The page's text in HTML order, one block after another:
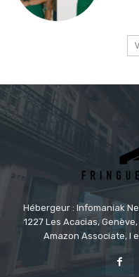
Hébergeur : Infomaniak
1227 Les Acacias,
Amazon Associate, I